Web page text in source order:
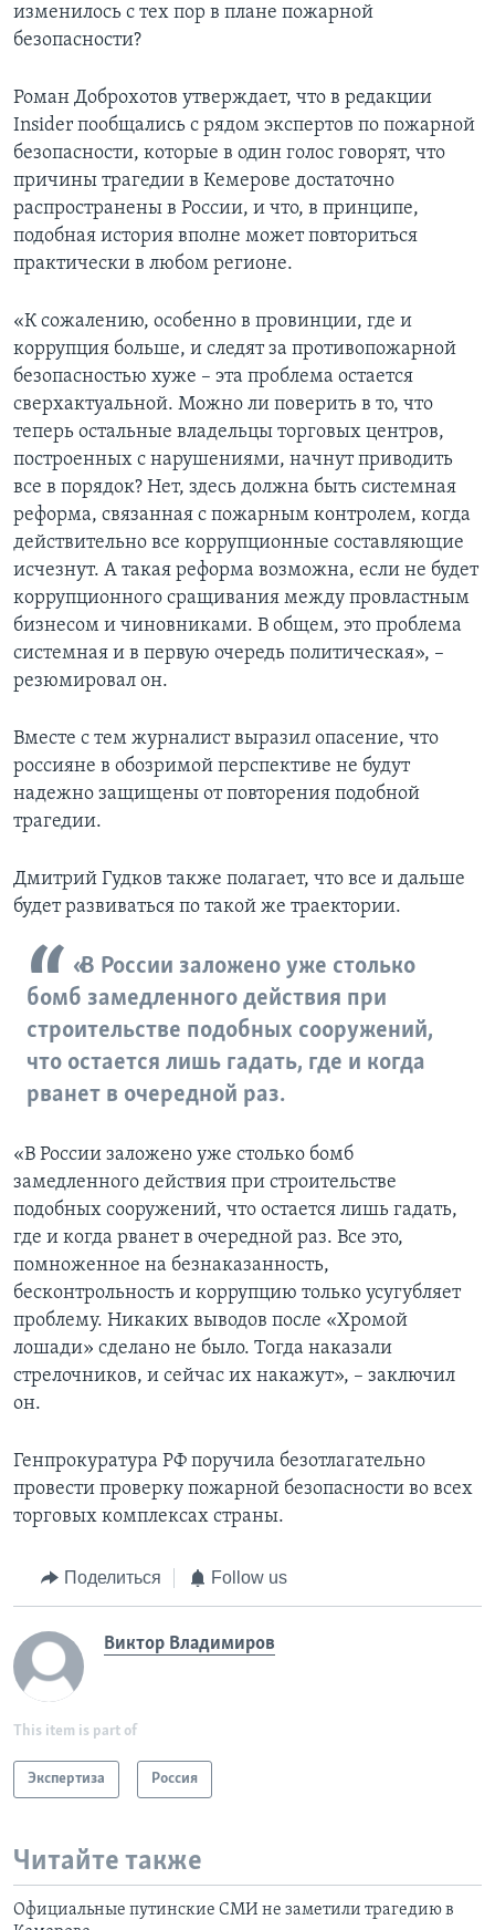
изменилось с тех пор в плане пожарной
безопасности?
Роман Доброхотов утверждает, что в редакции
Insider пообщались с рядом экспертов по пожарной
безопасности, которые в один голос говорят, что
причины трагедии в Кемерове достаточно
распространены в России, и что, в принципе,
подобная история вполне может повториться
практически в любом регионе.
«К сожалению, особенно в провинции, где и
коррупция больше, и следят за противопожарной
безопасностью хуже – эта проблема остается
сверхактуальной. Можно ли поверить в то, что
теперь остальные владельцы торговых центров,
построенных с нарушениями, начнут приводить
все в порядок? Нет, здесь должна быть системная
реформа, связанная с пожарным контролем, когда
действительно все коррупционные составляющие
исчезнут. А такая реформа возможна, если не будет
коррупционного сращивания между провластным
бизнесом и чиновниками. В общем, это проблема
системная и в первую очередь политическая», –
резюмировал он.
Вместе с тем журналист выразил опасение, что
россияне в обозримой перспективе не будут
надежно защищены от повторения подобной
трагедии.
Дмитрий Гудков также полагает, что все и дальше
будет развиваться по такой же траектории.
«В России заложено уже столько
бомб замедленного действия при
строительстве подобных сооружений,
что остается лишь гадать, где и когда
рванет в очередной раз.
«В России заложено уже столько бомб
замедленного действия при строительстве
подобных сооружений, что остается лишь гадать,
где и когда рванет в очередной раз. Все это,
помноженное на безнаказанность,
бесконтрольность и коррупцию только усугубляет
проблему. Никаких выводов после «Хромой
лошади» сделано не было. Тогда наказали
стрелочников, и сейчас их накажут», – заключил
он.
Генпрокуратура РФ поручила безотлагательно
провести проверку пожарной безопасности во всех
торговых комплексах страны.
Поделиться Follow us
Виктор Владимиров
This item is part of
Экспертиза Россия
Читайте также
Официальные путинские СМИ не заметили трагедию в